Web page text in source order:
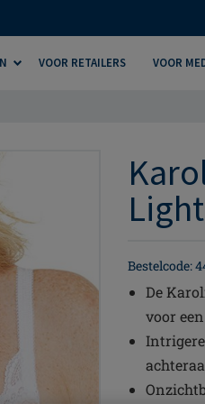
VOOR RETAILERS VOOR
Bestelcode:
De
voor